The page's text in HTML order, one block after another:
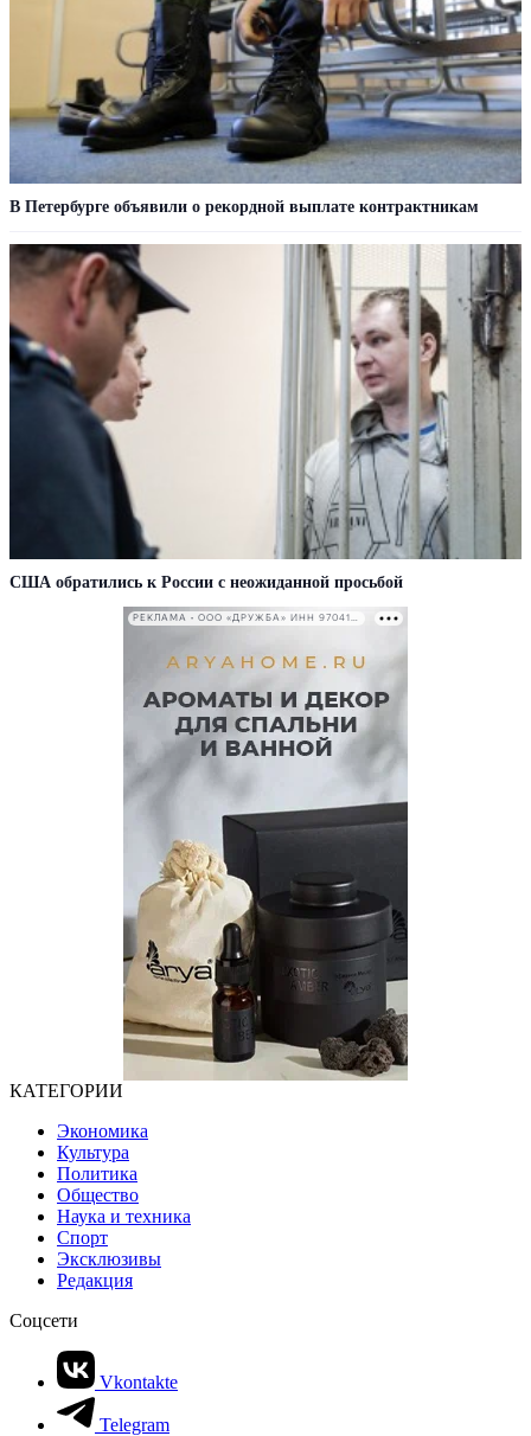
В Петербурге объявили о рекордной выплате контрактникам
США обратились к России с неожиданной просьбой
РЕКЛАМА • ООО «ДРУЖБА» ИНН 9704146411
КАТЕГОРИИ
Экономика
Культура
Политика
Общество
Наука и техника
Спорт
Эксклюзивы
Редакция
Соцсети
Vkontakte
Telegram